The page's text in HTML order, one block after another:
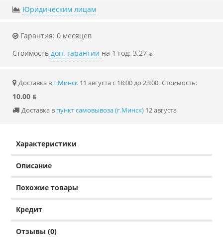
Юридическим лицам
Гарантия: 0 месяцев
Стоимость доп. гарантии на 1 год: 3.27 ƃ
Доставка в г.Минск 11 августа с 18:00 до 23:00. Стоимость:
10.00 ƃ
Доставка в пункт самовывоза (г.Минск) 12 августа
Характеристики
Описание
Похожие товары
Кредит
Отзывы (0)